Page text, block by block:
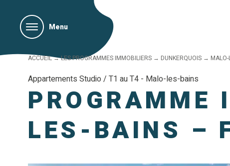
Menu
ACCUEIL→LES PROGRAMMES IMMOBILIERS → DUNKERQUOIS →
Appartements Studio / T1 au T4 - Malo-les-bains
PROGRAMME
LES-BAINS –